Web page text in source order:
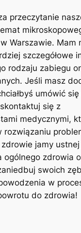
przeczytanie
Warszawie. Mam
szczegółowe
​rodzaju zabiegu
Jeśli masz
umówić się
się z
medycznymi,
rozwiązaniu
jamy
ogólnego ⁣zdrowia
swoich
w
⁢do zdrowia!